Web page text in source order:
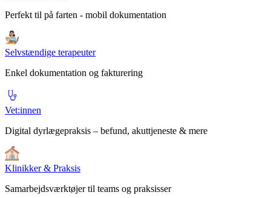
Perfekt til på farten - mobil dokumentation
Selvstændige terapeuter
Enkel dokumentation og fakturering
Vet:innen
Digital dyrlægepraksis – befund, akuttjeneste & mere
Klinikker & Praksis
Samarbejdsværktøjer til teams og praksisser